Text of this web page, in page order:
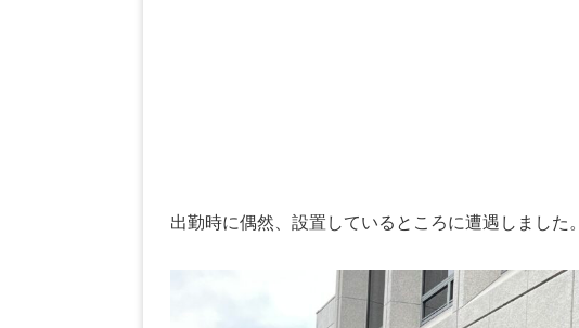
出勤時に偶然、設置しているところに遭遇しました。